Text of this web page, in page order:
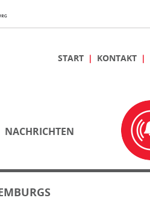
START KONTAKT
NACHRICHTEN